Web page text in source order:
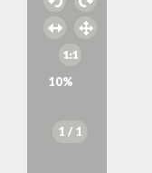
10%
1 / 1